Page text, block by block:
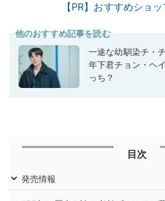
【PR】おすすめショ
他のおすすめ記事を読む
一途な幼馴染チ・
年下君チョン・ヘ
っち？
目次
発売情報